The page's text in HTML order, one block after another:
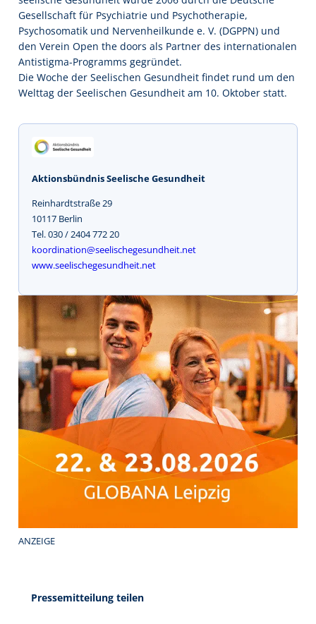
Gesellschaft für Psychiatrie und Psychotherapie,
Psychosomatik und Nervenheilkunde e. V. (DGPPN) und
den Verein Open the doors als Partner des internationalen
Antistigma-Programms gegründet.
Die Woche der Seelischen Gesundheit findet rund um den
Welttag der Seelischen Gesundheit am 10. Oktober statt.
Aktionsbündnis Seelische Gesundheit
Reinhardtstraße 29
10117 Berlin
Tel. 030 / 2404 772 20
koordination@seelischegesundheit.net
www.seelischegesundheit.net
ANZEIGE
Pressemitteilung teilen